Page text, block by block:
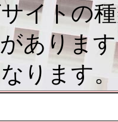
イトの
ありま
ります。